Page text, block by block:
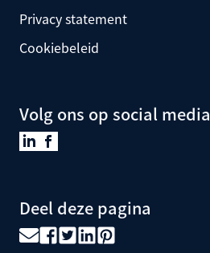
Privacy statement
Cookiebeleid
Volg ons op social media
Deel deze pagina